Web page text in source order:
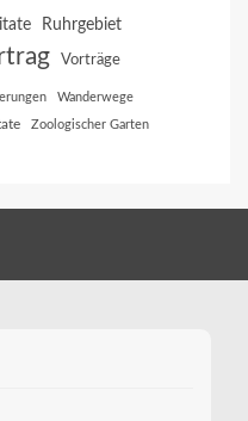
Ruhrgebiet
Vorträge
Wanderwege
Zoologischer Garten